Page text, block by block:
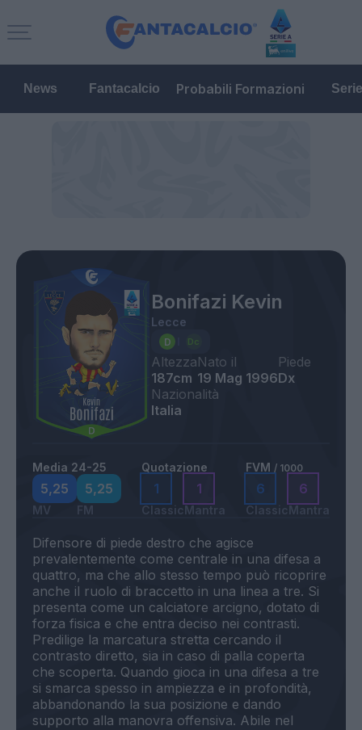
News Fantacalcio Probabili Formazioni
Bonifazi Kevin
Lecce
Altezza
187cm
Nato il
19 Mag 1996
Piede
Dx
Nazionalità
Italia
Media 24-25
5,25
MV
5,25
FM
Quotazione
1
Classic
1
Mantra
FVM / 1000
6
Classic
6
Mantra
Difensore di piede destro che agisce
prevalentemente come centrale in una difesa a
quattro, ma che allo stesso tempo può ricoprire
anche il ruolo di braccetto in una linea a tre. Si
presenta come un calciatore arcigno, dotato di
forza fisica e che entra deciso nei contrasti.
Predilige la marcatura stretta cercando il
contrasto diretto, sia in caso di palla coperta
che scoperta. Quando gioca in una difesa a tre
si smarca spesso in ampiezza e in profondità,
abbandonando la sua posizione e dando
supporto alla manovra offensiva. Abile nel